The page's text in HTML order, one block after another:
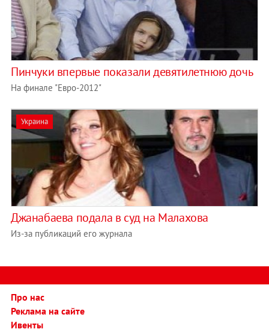
Пинчуки впервые показали девятилетнюю дочь
На финале "Евро-2012"
Украина
Джанабаева подала в суд на Малахова
Из-за публикаций его журнала
Про нас
Реклама на сайте
Ивенты